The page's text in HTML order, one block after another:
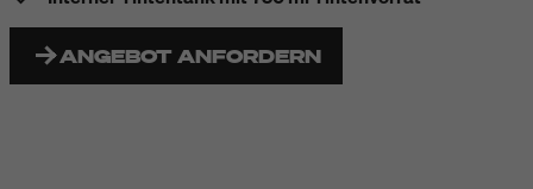
ANGEBOT ANFORDERN